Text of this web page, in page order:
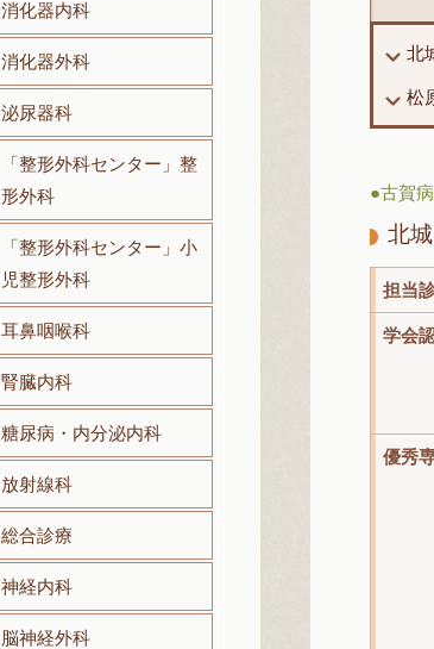
消化器内科
消化器外科
泌尿器科
「整形外科センター」整
形外科
「整形外科センター」小
児整形外科
耳鼻咽喉科
腎臓内科
糖尿病・内分泌内科
放射線科
総合診療
神経内科
脳神経外科
北
松
●古賀
北
担当
学会
優秀